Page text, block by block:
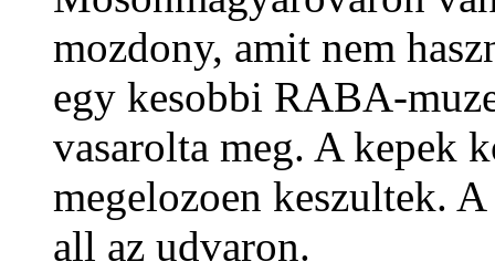
mozdony, amit nem
egy kesobbi RABA-
vasarolta meg. A kepek
megelozoen keszultek.
all az udvaron.